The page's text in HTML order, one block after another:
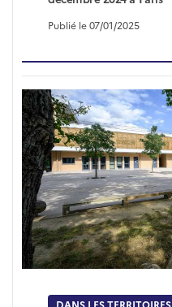
Publié le 07/01/2025
DANS LES TERRITOIRES